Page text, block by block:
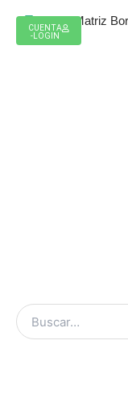
contenido
Casa Matriz
CUENTA
-LOGIN
ARTE Y